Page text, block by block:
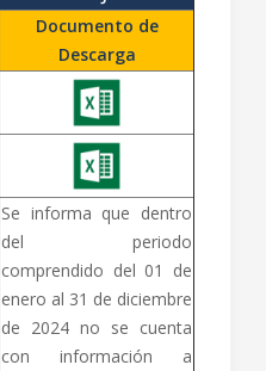
Documento de
Descarga
Se informa que dentro
del periodo
comprendido del 01 de
enero al 31 de diciembre
de 2024 no se cuenta
con información a